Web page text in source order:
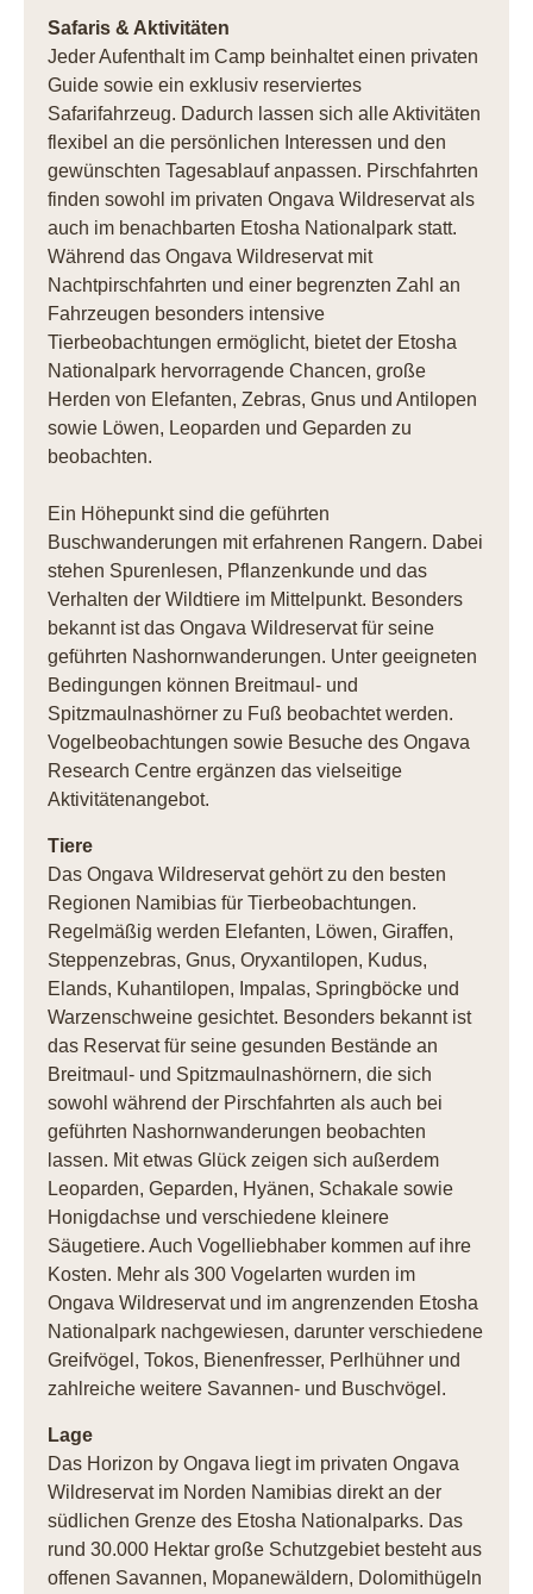
Safaris & Aktivitäten
Jeder Aufenthalt im Camp beinhaltet einen privaten
Guide sowie ein exklusiv reserviertes
Safarifahrzeug. Dadurch lassen sich alle Aktivitäten
flexibel an die persönlichen Interessen und den
gewünschten Tagesablauf anpassen. Pirschfahrten
finden sowohl im privaten Ongava Wildreservat als
auch im benachbarten Etosha Nationalpark statt.
Während das Ongava Wildreservat mit
Nachtpirschfahrten und einer begrenzten Zahl an
Fahrzeugen besonders intensive
Tierbeobachtungen ermöglicht, bietet der Etosha
Nationalpark hervorragende Chancen, große
Herden von Elefanten, Zebras, Gnus und Antilopen
sowie Löwen, Leoparden und Geparden zu
beobachten.
Ein Höhepunkt sind die geführten
Buschwanderungen mit erfahrenen Rangern. Dabei
stehen Spurenlesen, Pflanzenkunde und das
Verhalten der Wildtiere im Mittelpunkt. Besonders
bekannt ist das Ongava Wildreservat für seine
geführten Nashornwanderungen. Unter geeigneten
Bedingungen können Breitmaul- und
Spitzmaulnashörner zu Fuß beobachtet werden.
Vogelbeobachtungen sowie Besuche des Ongava
Research Centre ergänzen das vielseitige
Aktivitätenangebot.
Tiere
Das Ongava Wildreservat gehört zu den besten
Regionen Namibias für Tierbeobachtungen.
Regelmäßig werden Elefanten, Löwen, Giraffen,
Steppenzebras, Gnus, Oryxantilopen, Kudus,
Elands, Kuhantilopen, Impalas, Springböcke und
Warzenschweine gesichtet. Besonders bekannt ist
das Reservat für seine gesunden Bestände an
Breitmaul- und Spitzmaulnashörnern, die sich
sowohl während der Pirschfahrten als auch bei
geführten Nashornwanderungen beobachten
lassen. Mit etwas Glück zeigen sich außerdem
Leoparden, Geparden, Hyänen, Schakale sowie
Honigdachse und verschiedene kleinere
Säugetiere. Auch Vogelliebhaber kommen auf ihre
Kosten. Mehr als 300 Vogelarten wurden im
Ongava Wildreservat und im angrenzenden Etosha
Nationalpark nachgewiesen, darunter verschiedene
Greifvögel, Tokos, Bienenfresser, Perlhühner und
zahlreiche weitere Savannen- und Buschvögel.
Lage
Das Horizon by Ongava liegt im privaten Ongava
Wildreservat im Norden Namibias direkt an der
südlichen Grenze des Etosha Nationalparks. Das
rund 30.000 Hektar große Schutzgebiet besteht aus
offenen Savannen, Mopanewäldern, Dolomithügeln